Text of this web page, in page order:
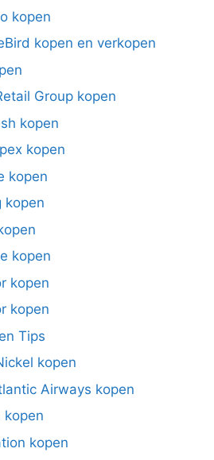
kopen
kopen en verkopen
Group kopen
kopen
kopen
kopen
kopen
kopen
kopen
kopen
Tips
kopen
Airways kopen
kopen
kopen